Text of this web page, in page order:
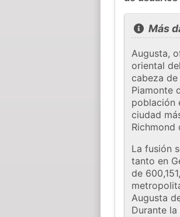
Más
Augusta,
oriental
cabeza
Piamonte
población
ciudad
Richmond
La fusión
tanto en
de
Augusta
Durante